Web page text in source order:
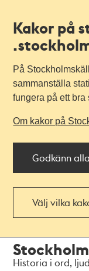
Kakor på
På
sammanställa
fungera på ett bra
Om kakor på
Godkänn
Välj vilka
navigationen
huvudinnehållet
Historia i ord,